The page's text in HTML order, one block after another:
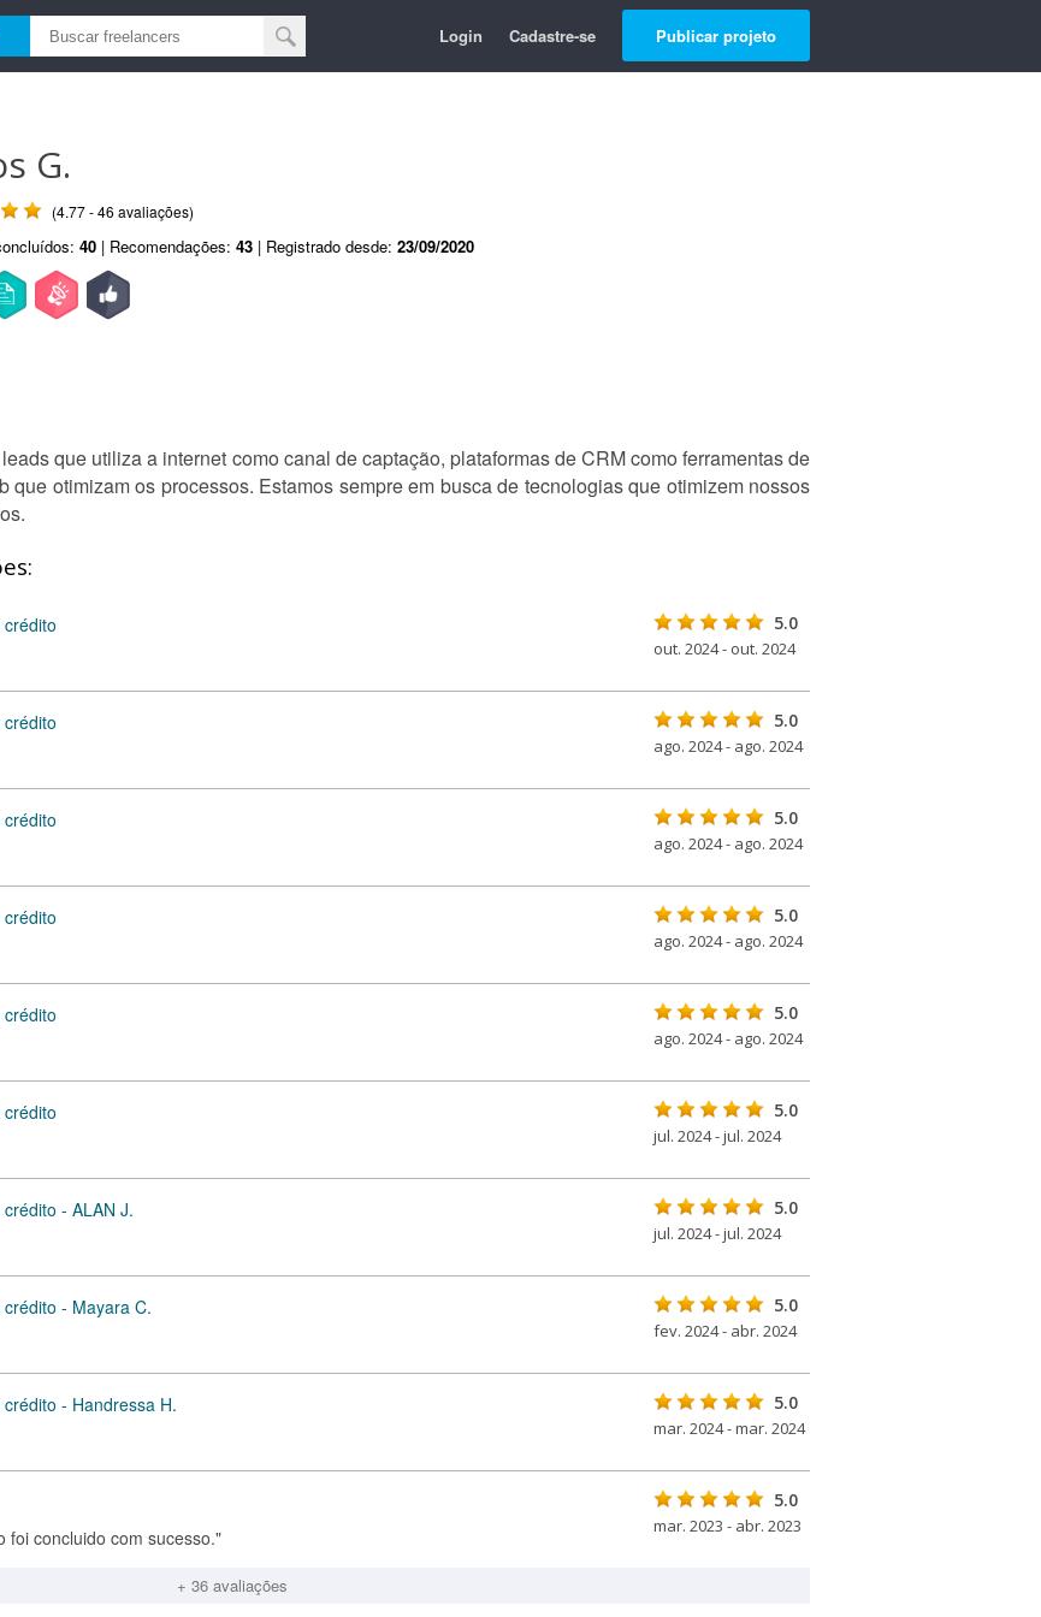
Login Cadastre-se Publicar projeto
G.
(4.77 - 46 avaliações)
40 | Recomendações: 43 | Registrado desde: 23/09/2020
que utiliza a internet como canal de captação, plataformas de CRM como ferramentas de
otimizam os processos. Estamos sempre em busca de tecnologias que otimizem nossos
5.0
out. 2024 - out. 2024
5.0
ago. 2024 - ago. 2024
5.0
ago. 2024 - ago. 2024
5.0
ago. 2024 - ago. 2024
5.0
ago. 2024 - ago. 2024
5.0
jul. 2024 - jul. 2024
- ALAN J.
5.0
jul. 2024 - jul. 2024
- Mayara C.
5.0
fev. 2024 - abr. 2024
- Handressa H.
5.0
mar. 2024 - mar. 2024
foi concluido com sucesso."
5.0
mar. 2023 - abr. 2023
+ 36 avaliações